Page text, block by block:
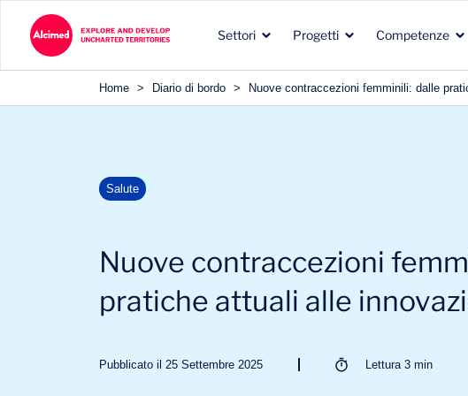
Settori
Le aree di esplorazione in
Progetti
I tipi di incarichi che
clienti
Competenze
La nostra esperienza nei
Home > Diario di bordo > Nuove contraccezioni femminili: dalle
Salute
Nuove contraccezioni
pratiche attuali alle
Pubblicato il 25 Settembre 2025 Lettura 3 min